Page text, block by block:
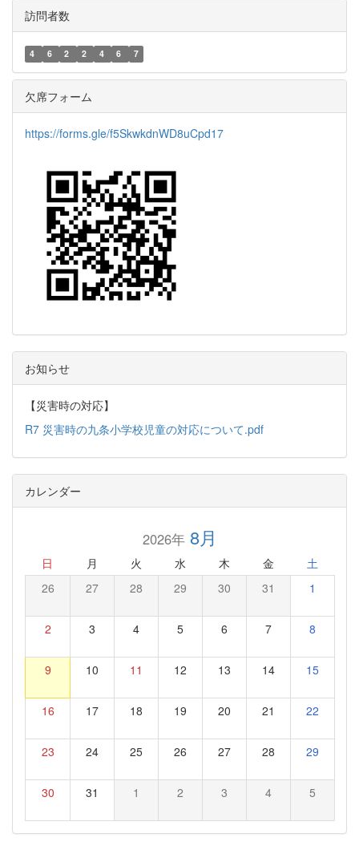
訪問者数
4 6 2 2 4 6 7
欠席フォーム
https://forms.gle/f5SkwkdnWD8uCpd17
お知らせ
【災害時の対応】
R7 災害時の九条小学校児童の対応について.pdf
カレンダー
2026年8月
日 月 火 水 木 金 土
26 27 28 29 30 31 1
2 3 4 5 6 7 8
9 10 11 12 13 14 15
16 17 18 19 20 21 22
23 24 25 26 27 28 29
30 31 1 2 3 4 5